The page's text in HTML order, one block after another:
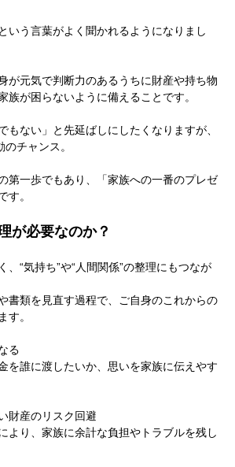
いう言葉がよく聞かれるようになりまし
が元気で判断力のあるうちに財産や持ち物
族が困らないように備えることです。
もない」と先延ばしにしたくなりますが、
チャンス。
第一歩でもあり、「家族への一番のプレゼ
す。
が必要なのか？
、“気持ち”や“人間関係”の整理にもつなが
書類を見直す過程で、ご自身のこれからの
す。
る
を誰に渡したいか、思いを家族に伝えやす
財産のリスク回避
より、家族に余計な負担やトラブルを残し